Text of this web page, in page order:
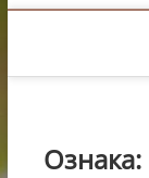
Ознака: